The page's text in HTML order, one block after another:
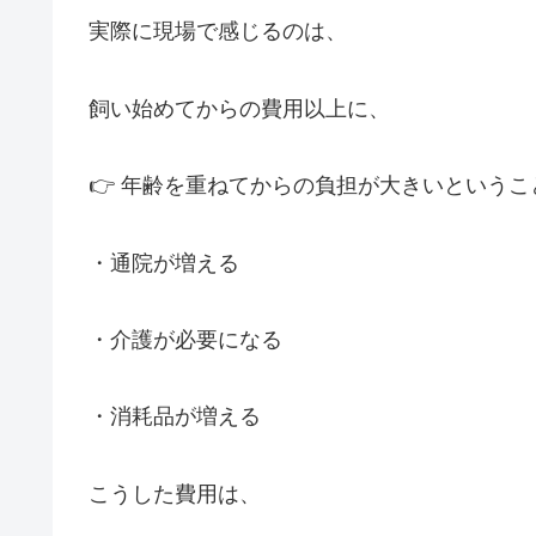
実際に現場で感じるのは、
飼い始めてからの費用以上に、
👉 年齢を重ねてからの負担が大きいというこ
・通院が増える
・介護が必要になる
・消耗品が増える
こうした費用は、